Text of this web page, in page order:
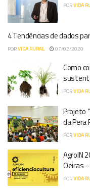
PORVIDA
4 Tendências de dados
PORVIDA RURAL 07/02/2020
Como
PORVIDA
Projeto
da Pera
PORVIDA
AgroIN
Oeiras
PORVIDA